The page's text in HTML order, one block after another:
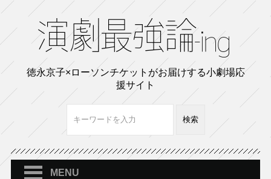
徳永京子×ローソンチケットがお届けする小劇場応
援サイト
MENU